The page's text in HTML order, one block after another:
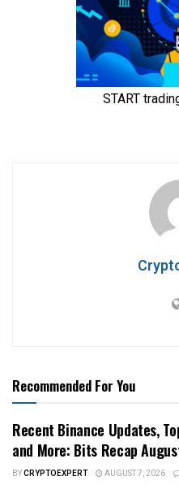
Recommended For You
Recent Binance Updates,
and More: Bits Recap
BYCRYPTOEXPERT AUGUST 7, 2026